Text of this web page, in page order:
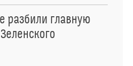
разбили главную